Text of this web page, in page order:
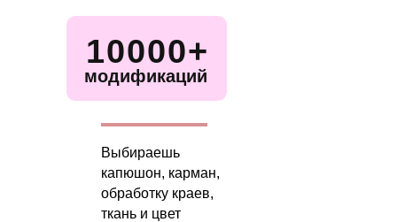
Выбираешь
капюшон, карман,
обработку краев,
ткань и цвет
модификаций
10000+